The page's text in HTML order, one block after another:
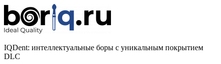
IQDent: интеллектуальные боры с уникальным покрытием
DLC